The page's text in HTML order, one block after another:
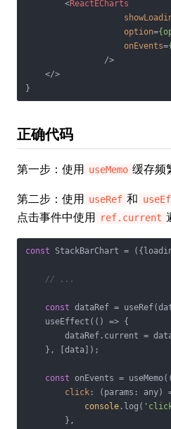
<ReactECharts
option=
onEvents=
                />
</>
正确代码
第一步：使用 useMemo 缓存频
第二步：使用 useRef 和
点击事件中使用
ref.current
const StackBarChart = (
// ...
const dataRef =
    useEffect(
() => {
dataRef.current =
    }, [data]);
const onEvents = useMemo(
click : ( params: any)
console .log(
        },